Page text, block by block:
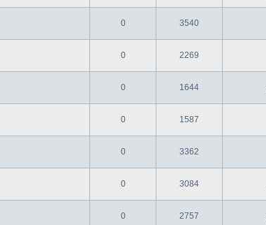
0 3540
0 2269
0 1644
0 1587
0 3362
0 3084
0 2757